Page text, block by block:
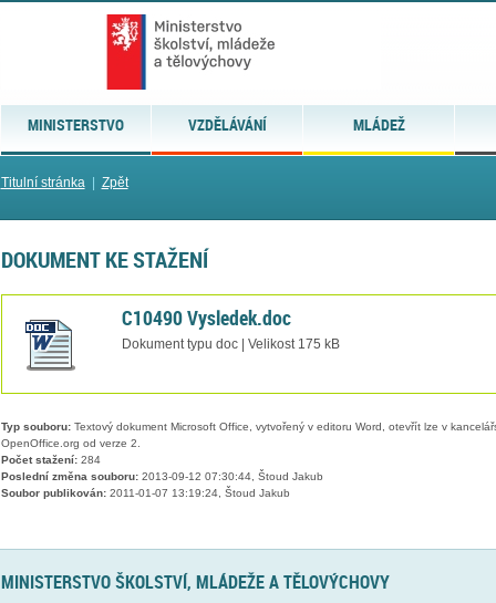
MINISTERSTVO VZDĚLÁVÁNÍ MLÁDEŽ
Titulní stránka| Zpět
DOKUMENT KE STAŽENÍ
C10490 Vysledek.doc
Dokument typu doc | Velikost 175 kB
Typ souboru:Textový dokument Microsoft Office, vytvořený v editoru Word, otevřít lze v
OpenOffice.org od verze 2.
Počet stažení:284
Poslední změna souboru:2013-09-12 07:30:44, Štoud Jakub
Soubor publikován:2011-01-07 13:19:24, Štoud Jakub
MINISTERSTVO ŠKOLSTVÍ, MLÁDEŽE A TĚLOVÝCHOVY